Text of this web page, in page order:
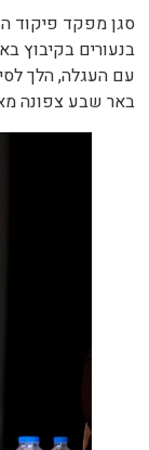
סגן מפקד פיקוד
בנעורים בקיבוץ
עם העגלה, הלך
באר שבע צפונה